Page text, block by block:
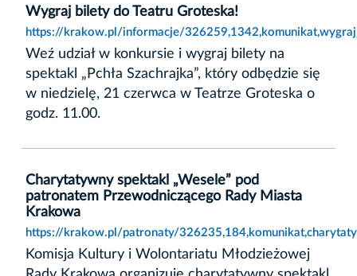
Wygraj bilety do Teatru Groteska!
https://krakow.pl/informacje/
Weź udział w konkursie i wygraj bilety na
spektakl „Pchła Szachrajka”, który odbędzie się
w niedzielę, 21 czerwca w Teatrze Groteska o
godz. 11.00.
Charytatywny spektakl „Wesele” pod
patronatem Przewodniczącego Rady Miasta
Krakowa
https://krakow.pl/patronaty/
Komisja Kultury i Wolontariatu Młodzieżowej